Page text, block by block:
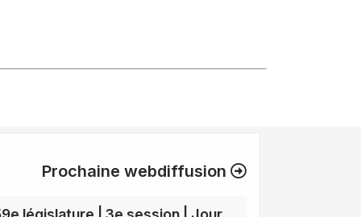
Prochaine webdiffusion